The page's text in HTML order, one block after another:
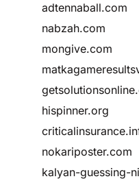
adtennaball.com
nabzah.com
mongive.com
hispinner.org
nokariposter.com
kalyan-guessing-